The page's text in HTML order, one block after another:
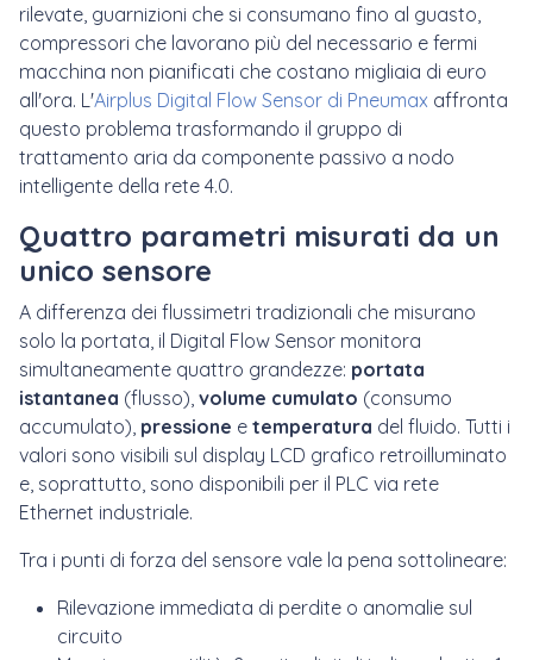
rilevate, guarnizioni che si consumano fino al guasto,
compressori che lavorano più del necessario e fermi
macchina non pianificati che costano migliaia di euro
all'ora. L'Airplus Digital Flow Sensor di Pneumax affronta
questo problema trasformando il gruppo di
trattamento aria da componente passivo a nodo
intelligente della rete 4.0.
Quattro parametri misurati da un
unico sensore
A differenza dei flussimetri tradizionali che misurano
solo la portata, il Digital Flow Sensor monitora
simultaneamente quattro grandezze: portata
istantanea (flusso), volume cumulato (consumo
accumulato), pressione e temperatura del fluido. Tutti i
valori sono visibili sul display LCD grafico retroilluminato
e, soprattutto, sono disponibili per il PLC via rete
Ethernet industriale.
Tra i punti di forza del sensore vale la pena sottolineare:
Rilevazione immediata di perdite o anomalie sul
circuito